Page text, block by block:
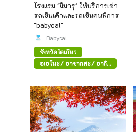
โรงแรม "มิมารุ" ให้บริการเช่า
รถเข็นเด็กและรถเข็นคนพิการ
"babycal"
Babycal
จังหวัดโตเกียว
อุเอโนะ / อาซากุสะ / อากิ
ฮาบาระ